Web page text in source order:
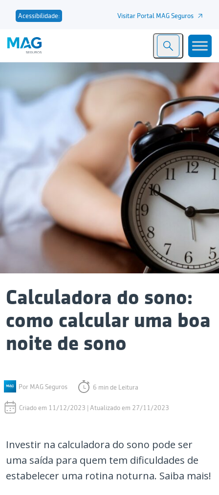
Acessibilidade: Visitar Portal MAG Seguros
Calculadora do sono:
como calcular uma boa
noite de sono
Por MAG Seguros 6 min de Leitura
Criado em 11/12/2023 | Atualizado em 27/11/2023
Investir na calculadora do sono pode ser
uma saída para quem tem dificuldades de
estabelecer uma rotina noturna. Saiba mais!